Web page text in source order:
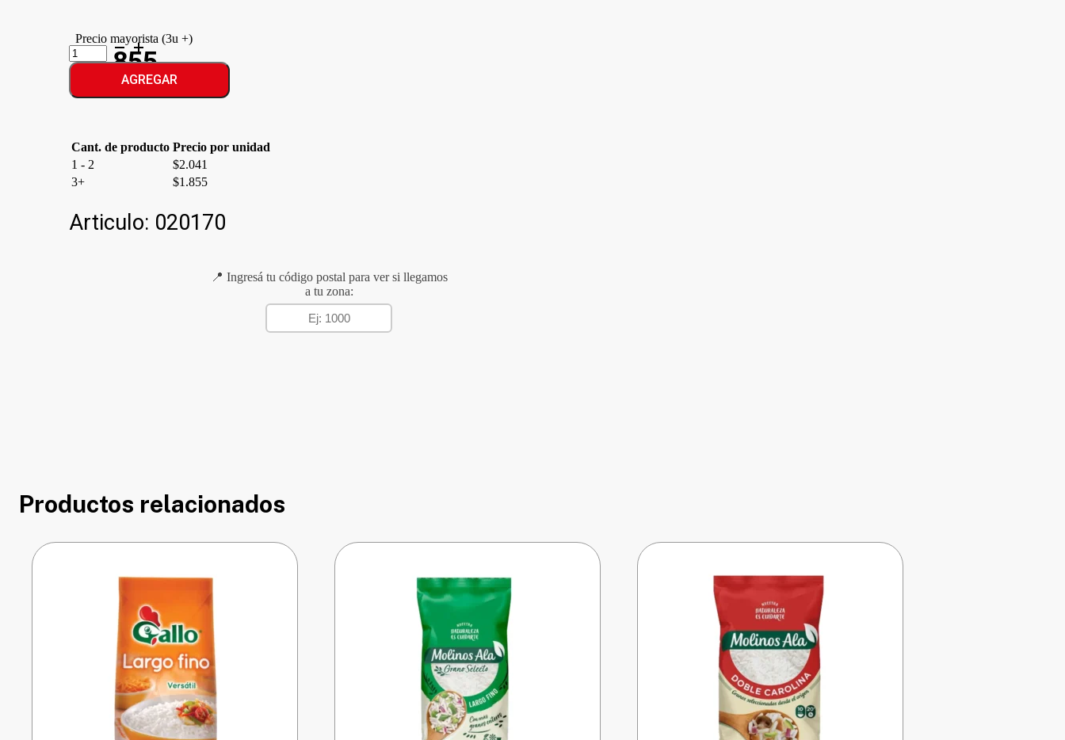
Precio mayorista (3u +)
$1.855
ALICANTE
LAUREL
HOJA
AGREGAR
Cant. de producto Precio por unidad
1 - 2
$2.041
3+
$1.855
Articulo: 020170
📍 Ingresá tu código postal para ver si llegamos
a tu zona:
Productos relacionados